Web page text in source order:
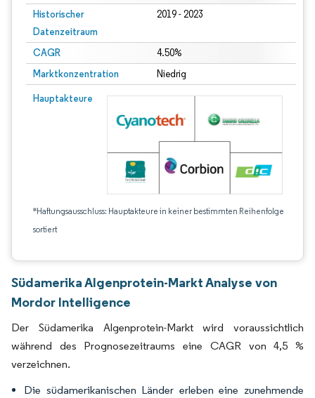
Historischer
Datenzeitraum
2019 - 2023
CAGR 4.50%
Marktkonzentration Niedrig
Hauptakteure
*Haftungsausschluss: Hauptakteure in keiner bestimmten Reihenfolge
sortiert
Südamerika Algenprotein-Markt Analyse von
Mordor Intelligence
Der Südamerika Algenprotein-Markt wird voraussichtlich
während des Prognosezeitraums eine CAGR von 4,5 %
verzeichnen.
Die südamerikanischen Länder erleben eine zunehmende